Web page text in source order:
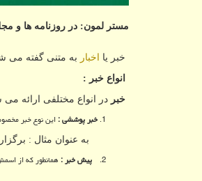
مستر لمون: در روزنامه ها و
خبر یا اخبار به متنی گفته می
انواع خبر :
خبر در انواع مختلفی ارائه می
خبر پوششی :این نوع خبر
به عنوان مثال :
پیش خبر : همانطور که از